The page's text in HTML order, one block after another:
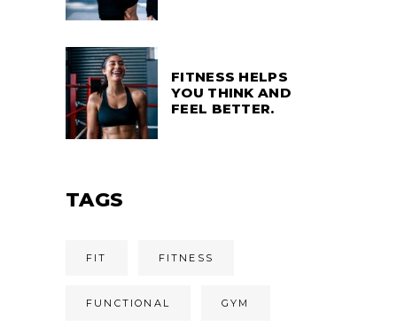
FITNESS HELPS
YOU THINK AND
FEEL BETTER.
TAGS
FIT FITNESS
FUNCTIONAL GYM